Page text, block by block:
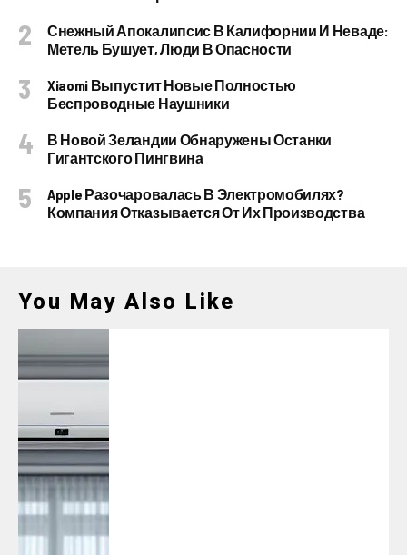
Снежный Апокалипсис В Калифорнии И Неваде:
Метель Бушует, Люди В Опасности
Xiaomi Выпустит Новые Полностью
Беспроводные Наушники
В Новой Зеландии Обнаружены Останки
Гигантского Пингвина
Apple Разочаровалась В Электромобилях?
Компания Отказывается От Их Производства
You May Also Like